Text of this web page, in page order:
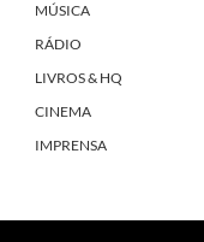
MÚSICA
RÁDIO
LIVROS & HQ
CINEMA
IMPRENSA